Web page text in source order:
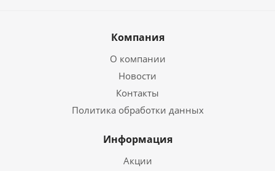
Компания
О компании
Новости
Контакты
Политика обработки данных
Информация
Акции